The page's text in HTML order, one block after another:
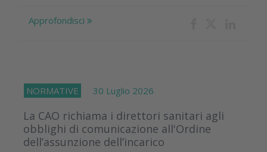
Approfondisci
NORMATIVE 30 Luglio 2026
La CAO richiama i direttori sanitari agli
obblighi di comunicazione all'Ordine
dell’assunzione dell’incarico